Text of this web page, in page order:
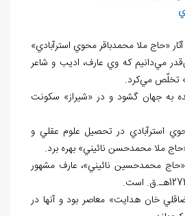
«حاج ملا محمدباقر محوي استرآبادي»
مي‌دانيم که وي عارف، اديب و شاعر
تخلّص مي‌کرد.
به جهان گشود و در «شيراز» سکونت
استرآبادي در تحصيل علوم عقلي و
ملا محمدحسن نائيني» بهره برد.
«حاج محمدحسين نائيني»، عارف مشهور
خان هدايت» معاصر بود و آنها در